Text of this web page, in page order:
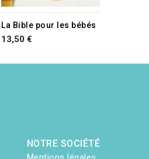
La Bible pour les bébés
13,50 €
NOTRE SOCIÉTÉ